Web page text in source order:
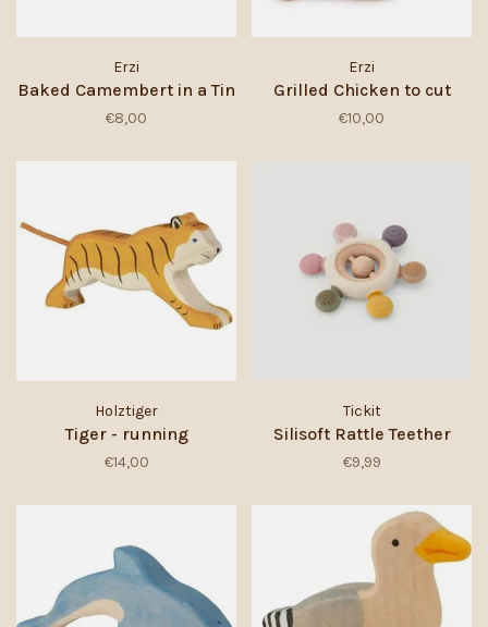
Erzi
Baked Camembert in a Tin
€8,00
Erzi
Grilled Chicken to cut
€10,00
Holztiger
Tiger - running
€14,00
Tickit
Silisoft Rattle Teether
€9,99